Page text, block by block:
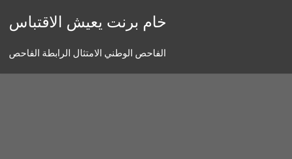
خام برنت يعيش الاقتباس
الفاحص الوطني الامتثال الرابطة الفاحص